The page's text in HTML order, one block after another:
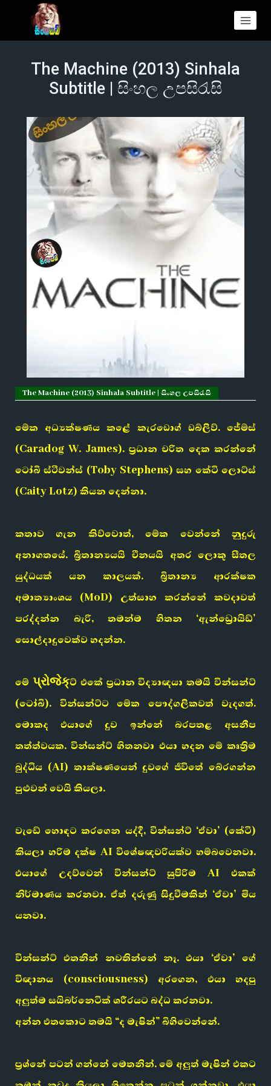
The Machine (2013) Sinhala
Subtitle | සිංහල උපසිරැසි
The Machine (2013) Sinhala Subtitle | සිංහල උපසිරැසි
මේක අධ්‍යක්ෂණය කළේ කැරඩොග් ඩබ්ලිව්. ජේම්ස්
(Caradog W. James). ප්‍රධාන චරිත දෙක කරන්නේ
ටෝබි ස්ටීවන්ස් (Toby Stephens) සහ කේටි ලොට්ස්
(Caity Lotz) කියන දෙන්නා.
කතාව ගැන කිව්වොත්, මේක වෙන්නේ නුදුරු
අනාගතයේ. බ්‍රිතාන්‍යයයි චීනයයි අතර ලොකු සීතල
යුද්ධයක් යන කාලයක්. බ්‍රිතාන්‍ය ආරක්ෂක
අමාත්‍යාංශය (MoD) උත්සාහ කරන්නේ කවදාවත්
පරද්දන්න බැරි, තමන්ම හිතන ‘ඇන්ඩ්‍රොයිඩ්’
සොල්දාදුවෙක්ව හදන්න.
මේ પ્રોજેક્ට් එකේ ප්‍රධාන විද්‍යාඥයා තමයි වින්සන්ට්
(ටෝබි). වින්සන්ට්ට මේක පෞද්ගලිකවත් වැදගත්.
මොකද එයාගේ දුව ඉන්නේ බරපතළ අසනීප
තත්ත්වයක. වින්සන්ට් හිතනවා එයා හදන මේ කෘත්‍රිම
බුද්ධිය (AI) තාක්ෂණයෙන් දුවගේ ජීවිතේ බේරගන්න
පුළුවන් වෙයි කියලා.
වැඩේ හොඳට කරගෙන යද්දී, වින්සන්ට් ‘ඒවා’ (කේටි)
කියලා හරිම දක්ෂ AI විශේෂඥවරියක්ව හම්බවෙනවා.
එයාගේ උදව්වෙන් වින්සන්ට් සුපිරිම AI එකක්
නිර්මාණය කරනවා. ඒත් දරුණු සිදුවීමකින් ‘ඒවා’ මිය
යනවා.
වින්සන්ට් එතනින් නවතින්නේ නෑ. එයා ‘ඒවා’ ගේ
විඥානය (consciousness) අරගෙන, එයා හදපු
අලුත්ම සයිබර්නෙටික් ශරීරයට බද්ධ කරනවා.
අන්න එතකොට තමයි “ද මැෂින්” බිහිවෙන්නේ.
ප්‍රශ්නේ පටන් ගන්නේ මෙතනින්. මේ අලුත් මැෂින් එකට